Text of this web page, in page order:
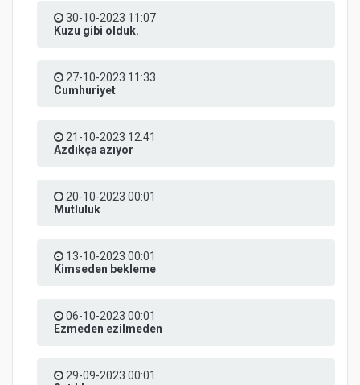
30-10-2023 11:07
Kuzu gibi olduk.
27-10-2023 11:33
Cumhuriyet
21-10-2023 12:41
Azdıkça azıyor
20-10-2023 00:01
Mutluluk
13-10-2023 00:01
Kimseden bekleme
06-10-2023 00:01
Ezmeden ezilmeden
29-09-2023 00:01